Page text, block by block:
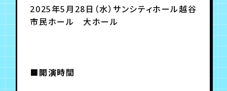
2025年5月28日（水）サンシティホール越谷
市民ホール 大ホール
■開演時間